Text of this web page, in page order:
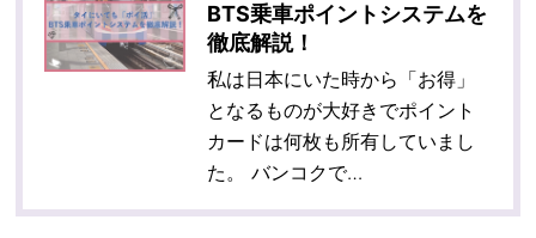
BTS乗車ポイントシステムを
徹底解説！
私は日本にいた時から「お得」
となるものが大好きでポイント
カードは何枚も所有していまし
た。 バンコクで…